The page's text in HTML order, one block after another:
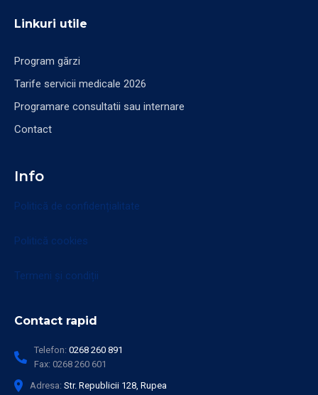
Linkuri utile
Program gărzi
Tarife servicii medicale 2026
Programare consultatii sau internare
Contact
Info
Politică de confidențialitate
Politică cookies
Termeni și condiții
Contact rapid
Telefon: 0268 260 891
Fax: 0268 260 601
Adresa: Str. Republicii 128, Rupea